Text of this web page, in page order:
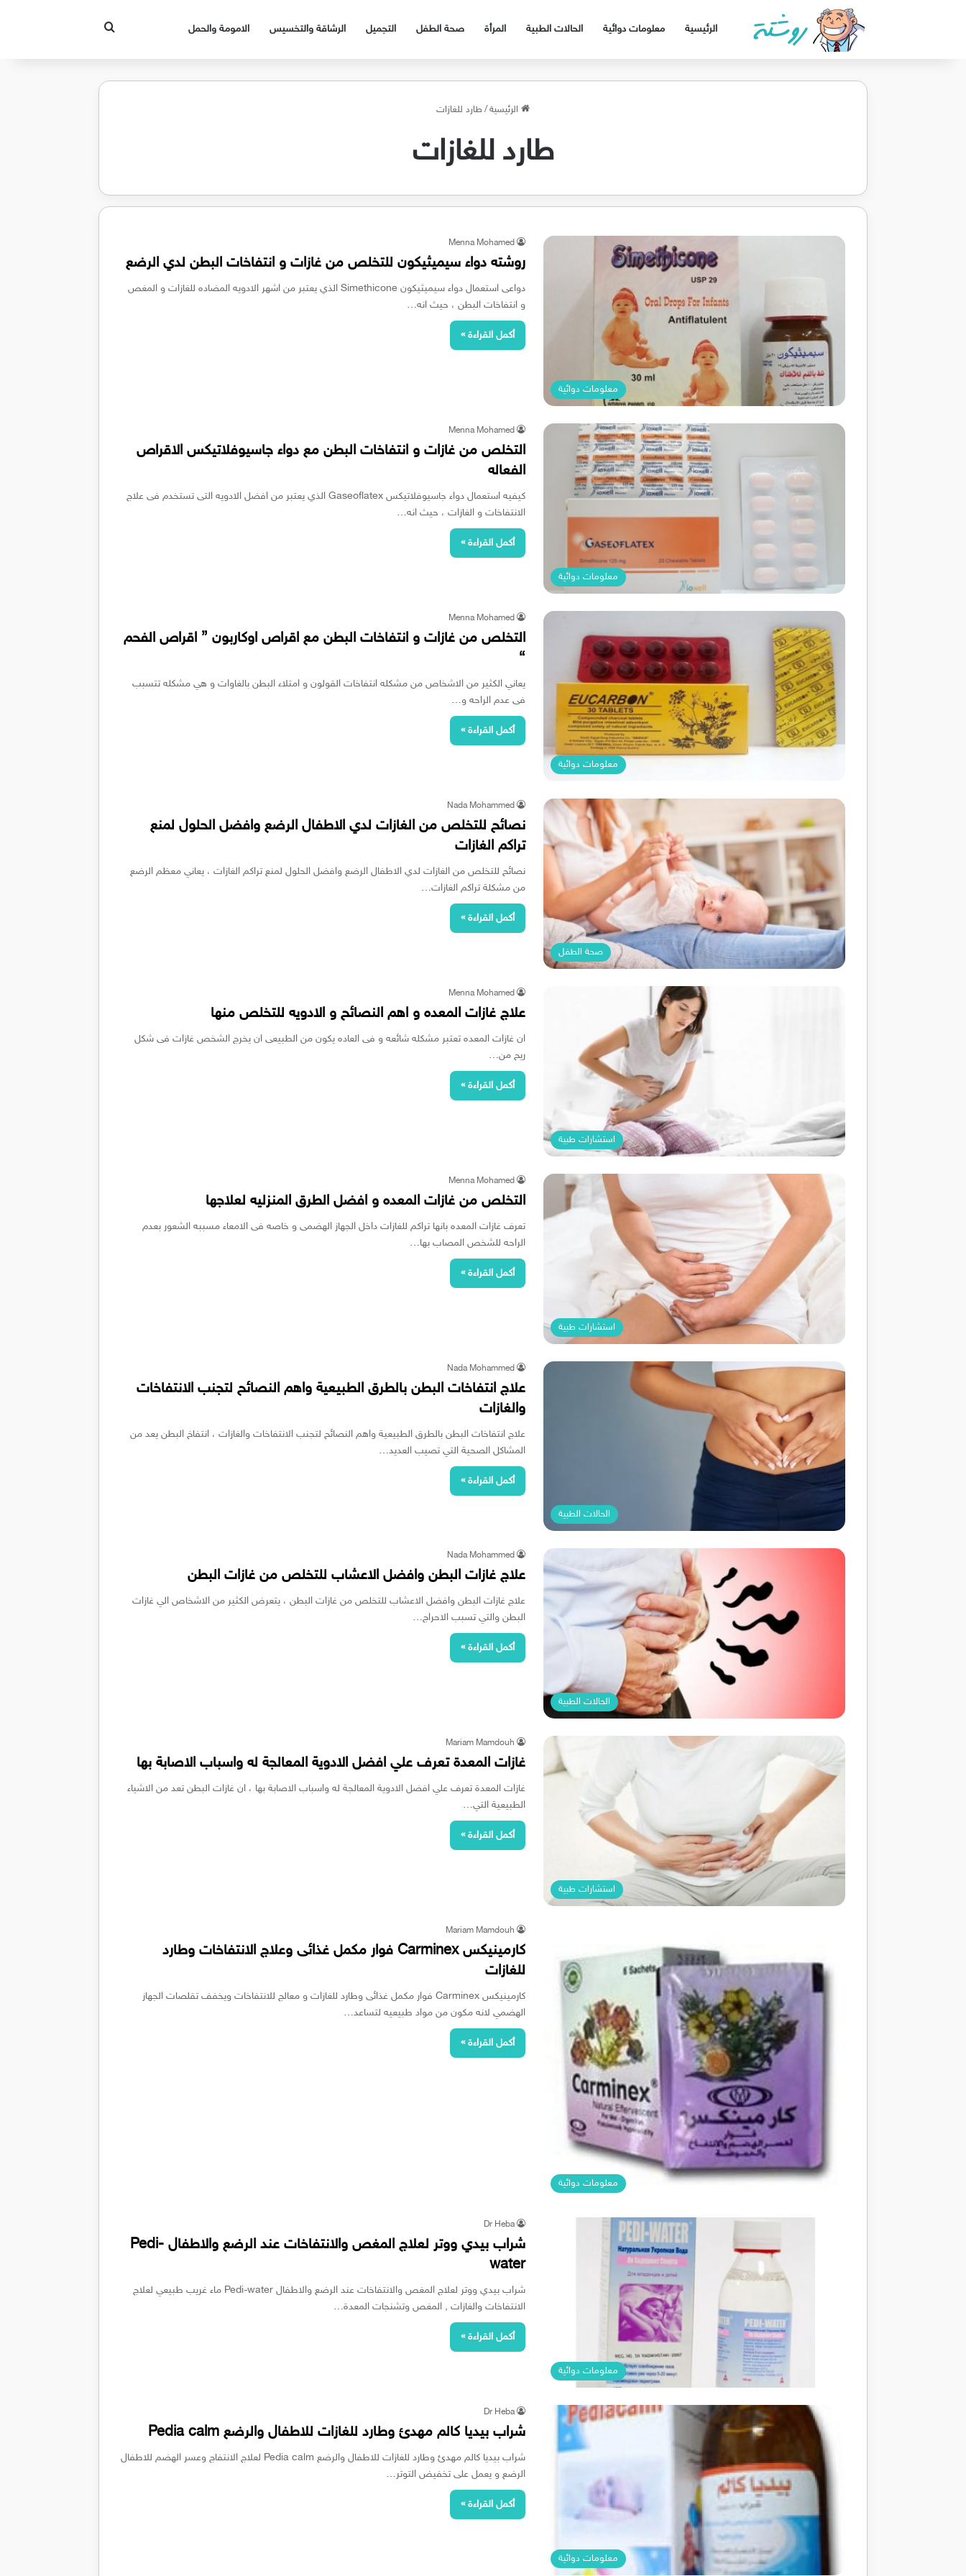
الرئيسية معلومات دوائية الحالات الطبية المرأة صحة الطفل التجميل الرشاقة والتخسيس الامومة والحمل
الرئيسية/ طارد للغازات
طارد للغازات
معلومات دوائية
Menna Mohamed
روشته دواء سيميثيكون للتخلص من غازات و انتفاخات البطن لدي الرضع
دواعى استعمال دواء سيميثيكون Simethicone الذي يعتبر من اشهر الادويه المضاده للغازات و المغص
و انتفاخات البطن ، حيث انه…
أكمل القراءة »
معلومات دوائية
Menna Mohamed
التخلص من غازات و انتفاخات البطن مع دواء جاسيوفلاتيكس الاقراص
الفعاله
كيفيه استعمال دواء جاسيوفلاتيكس Gaseoflatex الذي يعتبر من افضل الادويه التى تستخدم فى علاج
الانتفاخات و الغازات ، حيث انه…
أكمل القراءة »
معلومات دوائية
Menna Mohamed
التخلص من غازات و انتفاخات البطن مع اقراص اوكاربون ” اقراص الفحم
“
يعاني الكثير من الاشخاص من مشكله انتفاخات القولون و امتلاء البطن بالغاوات و هي مشكله تتسبب
فى عدم الراحه و…
أكمل القراءة »
صحة الطفل
Nada Mohammed
نصائح للتخلص من الغازات لدي الاطفال الرضع وافضل الحلول لمنع
تراكم الغازات
نصائح للتخلص من الغازات لدي الاطفال الرضع وافضل الحلول لمنع تراكم الغازات ، يعاني معظم الرضع
من مشكلة تراكم الغازات…
أكمل القراءة »
استشارات طبية
Menna Mohamed
علاج غازات المعده و اهم النصائح و الادويه للتخلص منها
ان غازات المعده تعتبر مشكله شائعه و فى العاده يكون من الطبيعى ان يخرج الشخص غازات فى شكل
ريح من…
أكمل القراءة »
استشارات طبية
Menna Mohamed
التخلص من غازات المعده و افضل الطرق المنزليه لعلاجها
تعرف غازات المعده بانها تراكم للغازات داخل الجهاز الهضمى و خاصه فى الامعاء مسببه الشعور بعدم
الراحه للشخص المصاب بها…
أكمل القراءة »
الحالات الطبية
Nada Mohammed
علاج انتفاخات البطن بالطرق الطبيعية واهم النصائح لتجنب الانتفاخات
والغازات
علاج انتفاخات البطن بالطرق الطبيعية واهم النصائح لتجنب الانتفاخات والغازات ، انتفاخ البطن يعد من
المشاكل الصحية التي تصيب العديد…
أكمل القراءة »
الحالات الطبية
Nada Mohammed
علاج غازات البطن وافضل الاعشاب للتخلص من غازات البطن
علاج غازات البطن وافضل الاعشاب للتخلص من غازات البطن ، يتعرض الكثير من الاشخاص الي غازات
البطن والتي تسبب الاحراج…
أكمل القراءة »
استشارات طبية
Mariam Mamdouh
غازات المعدة تعرف علي افضل الادوية المعالجة له واسباب الاصابة بها
غازات المعدة تعرف علي افضل الادوية المعالجة له واسباب الاصابة بها ، ان غازات البطن تعد من الاشياء
الطبيعية التي…
أكمل القراءة »
معلومات دوائية
Mariam Mamdouh
كارمينيكس Carminex فوار مكمل غذائى وعلاج الانتفاخات وطارد
للغازات
كارمينيكس Carminex فوار مكمل غذائى وطارد للغازات و معالج للانتفاخات ويخفف تقلصات الجهاز
الهضمي لانه مكون من مواد طبيعيه لتساعد…
أكمل القراءة »
معلومات دوائية
Dr Heba
شراب بيدي ووتر لعلاج المغص والانتفاخات عند الرضع والاطفال Pedi-
water
شراب بيدي ووتر لعلاج المغص والانتفاخات عند الرضع والاطفال Pedi-water ماء غريب طبيعي لعلاج
الانتفاخات والغازات , المغص وتشنجات المعدة…
أكمل القراءة »
معلومات دوائية
Dr Heba
شراب بيديا كالم مهدئ وطارد للغازات للاطفال والرضع Pedia calm
شراب بيديا كالم مهدئ وطارد للغازات للاطفال والرضع Pedia calm لعلاج الانتفاج وعسر الهضم للاطفال
الرضع و يعمل على تخفيض التوتر…
أكمل القراءة »